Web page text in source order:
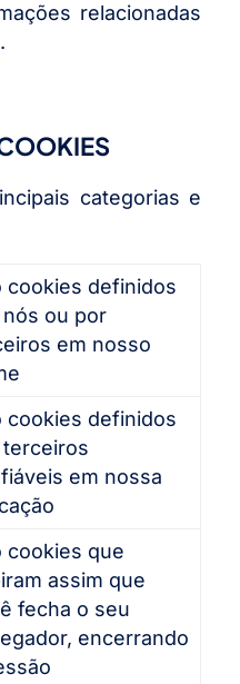
relacionadas
categorias e
cookies definidos
ou por
em nosso
cookies definidos
em nossa
cookies que
assim que
fecha o seu
encerrando